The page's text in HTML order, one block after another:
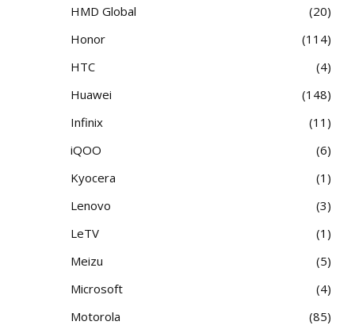
HMD Global
20
Honor
114
HTC
4
Huawei
148
Infinix
11
iQOO
6
Kyocera
1
Lenovo
3
LeTV
1
Meizu
5
Microsoft
4
Motorola
85